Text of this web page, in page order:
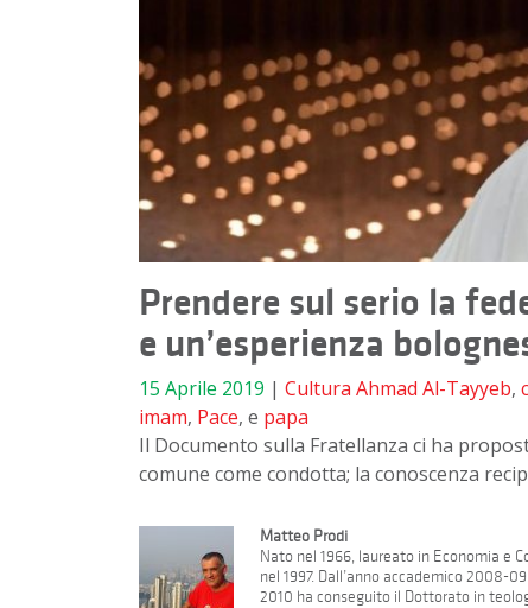
Prendere sul serio la
e un’esperienza
15 Aprile 2019 | Cultura Ahmad Al-Tayyeb,
imam, Pace, e papa
Il Documento sulla Fratellanza ci ha
comune come condotta; la conoscenza
Matteo Prodi
Nato nel 1966, laureato in Economia e
nel 1997. Dall’anno accademico 2008-
2010 ha conseguito il Dottorato in